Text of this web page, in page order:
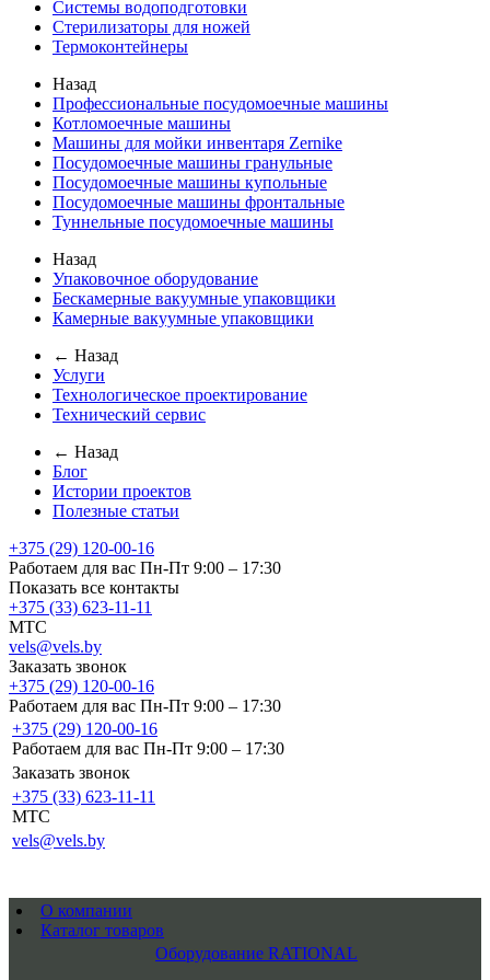
Системы водоподготовки
Стерилизаторы для ножей
Термоконтейнеры
Назад
Профессиональные посудомоечные машины
Котломоечные машины
Машины для мойки инвентаря Zernike
Посудомоечные машины гранульные
Посудомоечные машины купольные
Посудомоечные машины фронтальные
Туннельные посудомоечные машины
Назад
Упаковочное оборудование
Бескамерные вакуумные упаковщики
Камерные вакуумные упаковщики
← Назад
Услуги
Технологическое проектирование
Технический сервис
← Назад
Блог
Истории проектов
Полезные статьи
+375 (29) 120-00-16
Работаем для вас Пн-Пт 9:00 – 17:30
Показать все контакты
+375 (33) 623-11-11
MTC
vels@vels.by
Заказать звонок
+375 (29) 120-00-16
Работаем для вас Пн-Пт 9:00 – 17:30
+375 (29) 120-00-16
Работаем для вас Пн-Пт 9:00 – 17:30
Заказать звонок
+375 (33) 623-11-11
MTC
vels@vels.by
О компании
Каталог товаров
Оборудование RATIONAL